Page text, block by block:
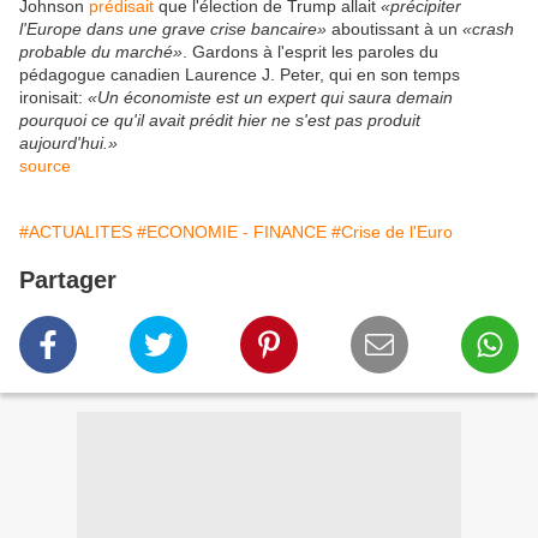
Johnson prédisait que l'élection de Trump allait «précipiter
l'Europe dans une grave crise bancaire» aboutissant à un «crash
probable du marché» . Gardons à l'esprit les paroles du
pédagogue canadien Laurence J. Peter, qui en son temps
ironisait: «Un économiste est un expert qui saura demain
pourquoi ce qu'il avait prédit hier ne s'est pas produit
aujourd'hui.»
source
#ACTUALITES #ECONOMIE - FINANCE #Crise de l'Euro
Partager